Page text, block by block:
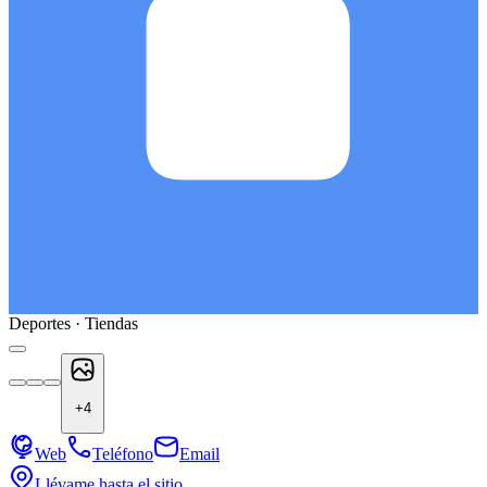
Deportes · Tiendas
+4
Web Teléfono
Email